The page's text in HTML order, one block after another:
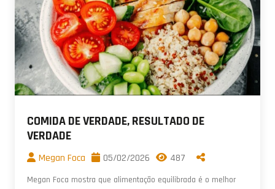
COMIDA DE VERDADE, RESULTADO DE
VERDADE
Megan Foca 05/02/2026 487
Megan Foca mostra que alimentação equilibrada é o melhor